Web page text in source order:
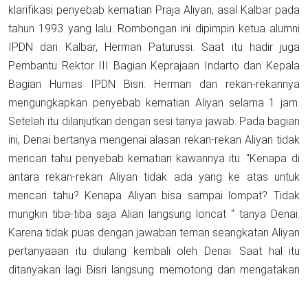
klarifikasi penyebab kematian Praja Aliyan, asal Kalbar pada
tahun 1993 yang lalu. Rombongan ini dipimpin ketua alumni
IPDN dari Kalbar, Herman Paturussi. Saat itu hadir juga
Pembantu Rektor III Bagian Keprajaan Indarto dan Kepala
Bagian Humas IPDN Bisri. Herman dan rekan-rekannya
mengungkapkan penyebab kematian Aliyan selama 1 jam.
Setelah itu dilanjutkan dengan sesi tanya jawab. Pada bagian
ini, Denai bertanya mengenai alasan rekan-rekan Aliyan tidak
mencari tahu penyebab kematian kawannya itu. "Kenapa di
antara rekan-rekan Aliyan tidak ada yang ke atas untuk
mencari tahu? Kenapa Aliyan bisa sampai lompat? Tidak
mungkin tiba-tiba saja Alian langsung loncat " tanya Denai.
Karena tidak puas dengan jawaban teman seangkatan Aliyan
pertanyaaan itu diulang kembali oleh Denai. Saat hal itu
ditanyakan lagi Bisri langsung memotong dan mengatakan